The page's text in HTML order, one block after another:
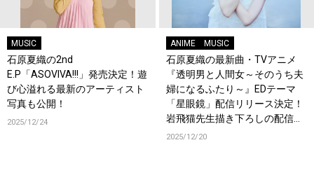
MUSIC
石原夏織の2nd
E.P「ASOVIVA!!!」発売決定！遊
び心溢れる最新のアーティスト
写真も公開！
2025/12/24
ANIME MUSIC
石原夏織の最新曲・TVアニメ
『透明男と人間女～そのうち夫
婦になるふたり～』EDテーマ
「星眼鏡」配信リリース決定！
岩飛猫先生描き下ろしの配信ジ
ャケット写真も公開！
2025/12/20